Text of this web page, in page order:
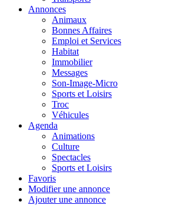
Annonces
Animaux
Bonnes Affaires
Emploi et Services
Habitat
Immobilier
Messages
Son-Image-Micro
Sports et Loisirs
Troc
Véhicules
Agenda
Animations
Culture
Spectacles
Sports et Loisirs
Favoris
Modifier une annonce
Ajouter une annonce